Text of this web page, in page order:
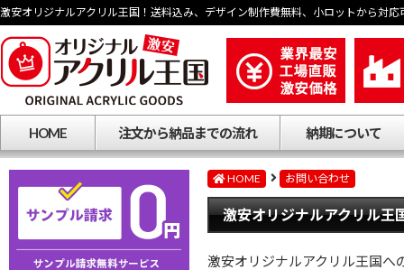
激安オリジナルアクリル王国！送料込み、デザイン制作費無料、小ロットから対応
HOME 注文から納品までの流れ 納期について
HOME お問い合わせ
激安オリジナルアクリル王
激安オリジナルアクリル王国へ